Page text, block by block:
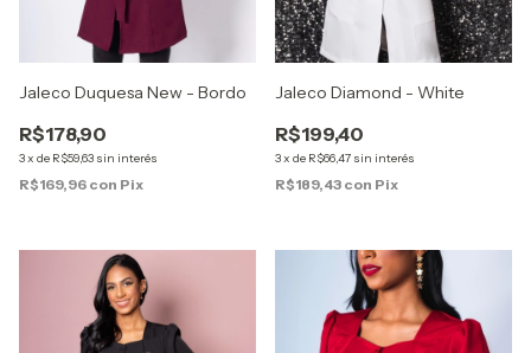
Jaleco Duquesa New - Bordo
R$178,90
3x de R$59,63 sin interés
R$169,96 con Pix
Jaleco Diamond - White
R$199,40
3x de R$66,47 sin interés
R$189,43 con Pix